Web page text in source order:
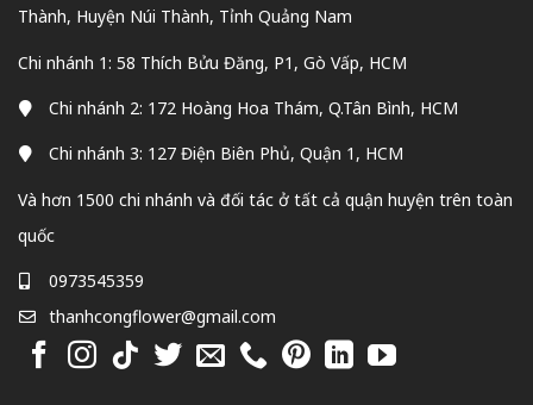
Thành, Huyện Núi Thành, Tỉnh Quảng Nam
Chi nhánh 1: 58 Thích Bửu Đăng, P1, Gò Vấp, HCM
Chi nhánh 2: 172 Hoàng Hoa Thám, Q.Tân Bình, HCM
Chi nhánh 3: 127 Điện Biên Phủ, Quận 1, HCM
Và hơn 1500 chi nhánh và đối tác ở tất cả quận huyện trên toàn
quốc
0973545359
thanhcongflower@gmail.com